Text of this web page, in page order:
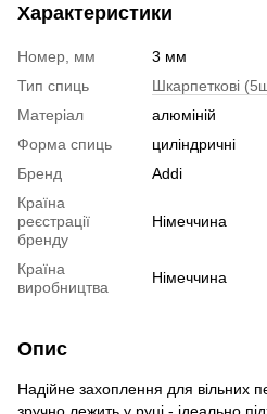
Характеристики
Номер, мм
3 мм
Тип спиць
Шкарпеткові
Матеріал
алюміній
Форма спиць
циліндричні
Бренд
Addi
Країна
реєстрації
бренду
Німеччина
Країна
виробництва
Німеччина
Опис
Надійне захоплення для вільних
зручно лежить у руці - ідеально